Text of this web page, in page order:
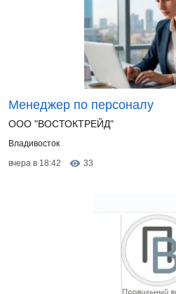
Менеджер по персоналу
ООО "ВОСТОКТРЕЙД"
Владивосток
вчера в 18:42
33